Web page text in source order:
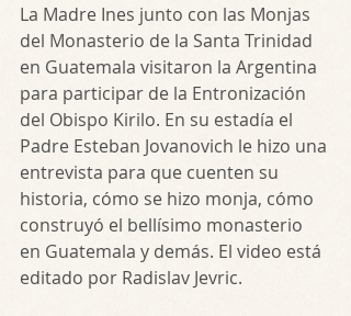
La Madre Ines junto con las Monjas
del Monasterio de la Santa Trinidad
en Guatemala visitaron la Argentina
para participar de la Entronización
del Obispo Kirilo. En su estadía el
Padre Esteban Jovanovich le hizo una
entrevista para que cuenten su
historia, cómo se hizo monja, cómo
construyó el bellísimo monasterio
en Guatemala y demás. El video está
editado por Radislav Jevric.